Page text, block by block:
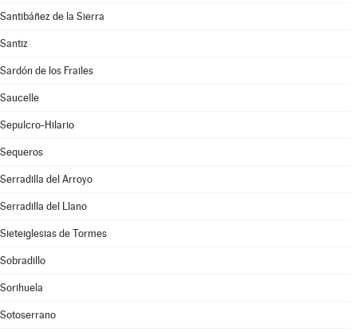
Santibáñez de la Sierra
Santiz
Sardón de los Frailes
Saucelle
Sepulcro-Hilario
Sequeros
Serradilla del Arroyo
Serradilla del Llano
Sieteiglesias de Tormes
Sobradillo
Sorihuela
Sotoserrano